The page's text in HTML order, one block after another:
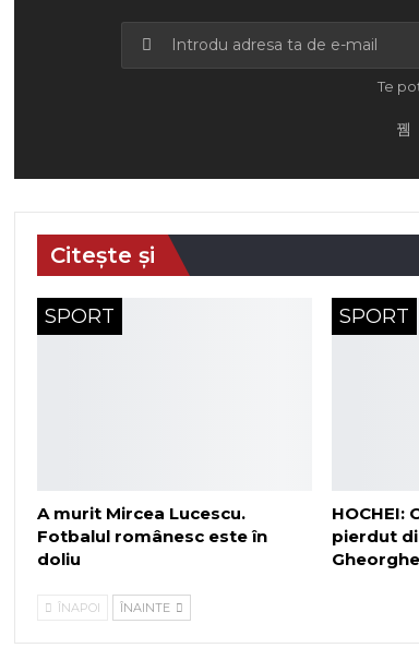
Te
Citește și
SPORT
A murit Mircea Lucescu.
Fotbalul românesc este în
doliu
SPORT
HOCHEI:
pierdut
ÎNAPOI ÎNAINTE